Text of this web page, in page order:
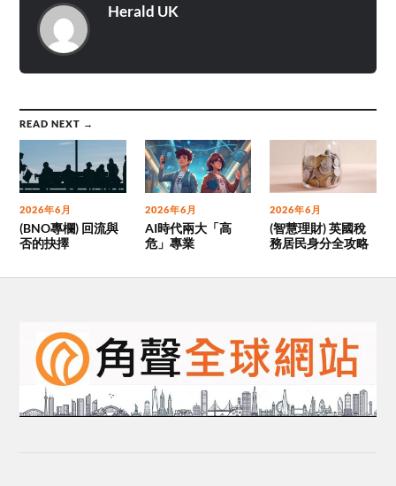
Herald UK
READ NEXT →
2026年6月
(BNO專欄) 回流與
否的抉擇
2026年6月
AI時代兩大「高
危」專業
2026年6月
(智慧理財) 英國稅
務居民身分全攻略